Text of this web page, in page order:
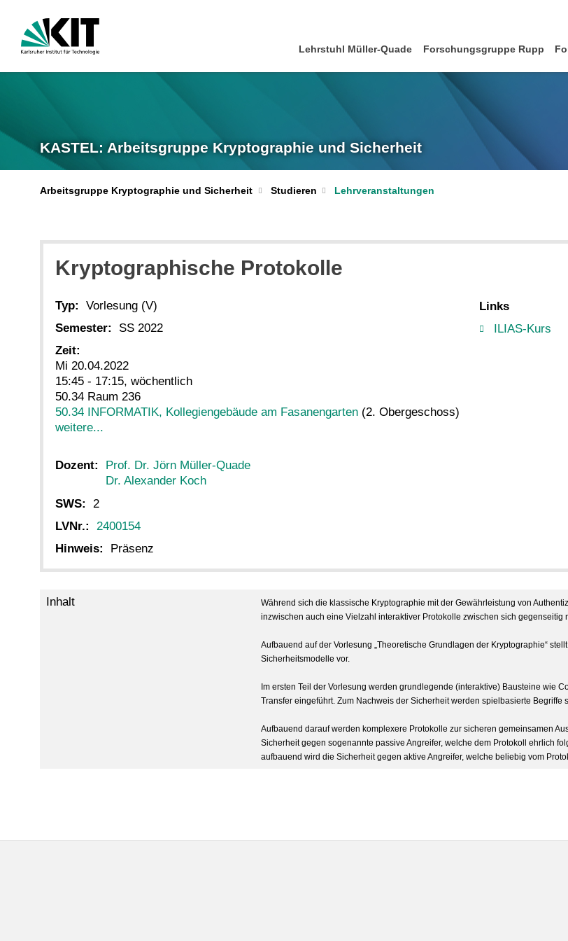
Lehrstuhl Müller-Quade Forschungsgruppe Rupp
KASTEL: Arbeitsgruppe Kryptographie und Sicherheit
Arbeitsgruppe Kryptographie und Sicherheit Studieren Lehrveranstaltungen
Kryptographische Protokolle
Typ:
Vorlesung (V)
Semester:
SS 2022
Zeit:
Mi 20.04.2022
15:45 - 17:15, wöchentlich
50.34 Raum 236
50.34 INFORMATIK, Kollegiengebäude am Fasanengarten (2. Obergeschoss)
weitere...
Dozent:
Prof. Dr. Jörn Müller-Quade
Dr. Alexander Koch
SWS:
2
LVNr.:
2400154
Hinweis:
Präsenz
Links
ILIAS-Kurs
Inhalt
Während sich die klassische Kryptographie mit der Gewährleistung von
inzwischen auch eine Vielzahl interaktiver Protokolle zwischen sich gegenseitig
Aufbauend auf der Vorlesung „Theoretische Grundlagen der Kryptographie“
Sicherheitsmodelle vor.
Im ersten Teil der Vorlesung werden grundlegende (interaktive) Bausteine wie
Transfer eingeführt. Zum Nachweis der Sicherheit werden spielbasierte
Aufbauend darauf werden komplexere Protokolle zur sicheren gemeinsamen
Sicherheit gegen sogenannte passive Angreifer, welche dem Protokoll ehrlich
aufbauend wird die Sicherheit gegen aktive Angreifer, welche beliebig vom